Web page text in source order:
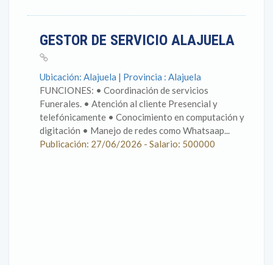
GESTOR DE SERVICIO ALAJUELA
Ubicación: Alajuela | Provincia : Alajuela
FUNCIONES: • Coordinación de servicios
Funerales. • Atención al cliente Presencial y
telefónicamente • Conocimiento en computación y
digitación • Manejo de redes como Whatsaap...
Publicación: 27/06/2026 - Salario: 500000